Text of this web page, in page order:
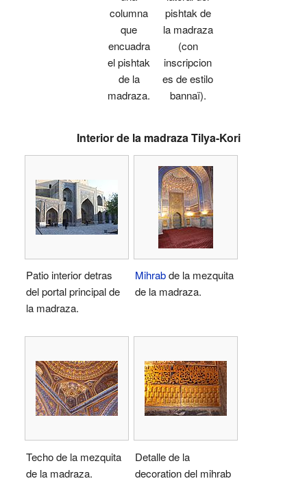
columna
que
encuadra
el pishtak
de la
madraza.
pishtak de
la madraza
(con
inscripcion
es de estilo
bannaï).
Interior de la madraza Tilya-Kori
Patio interior detras
del portal principal de
la madraza.
Mihrabde la mezquita
de la madraza.
Techo de la mezquita
de la madraza.
Detalle de la
decoration del mihrab